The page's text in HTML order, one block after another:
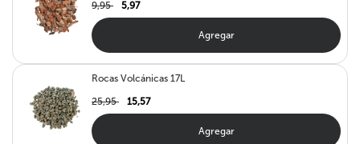
9,95 5,97
Agregar
Rocas Volcánicas 17L
25,95 15,57
Agregar